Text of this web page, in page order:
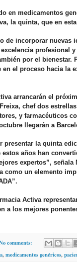
en medicamentos
la quinta, que en
de incorporar
profesional
por el bienestar.
el proceso hacia la
arrancarán el
chef dos
y farmacéuticos
llegarán a
presentar la quinta
años han
expertos”,
como un elemento
Activa
a los mejores
comments:
,medicamentos genéricos,